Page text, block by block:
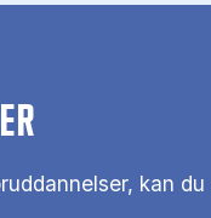
kan du